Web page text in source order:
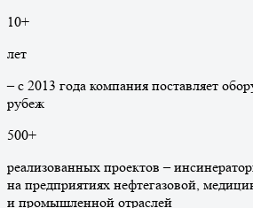
10+
лет
– с 2013 года компания поставляет
рубеж
500+
реализованных проектов –
на предприятиях нефтегазовой,
и промышленной отраслей